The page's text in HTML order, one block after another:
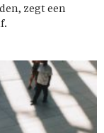
zegt een